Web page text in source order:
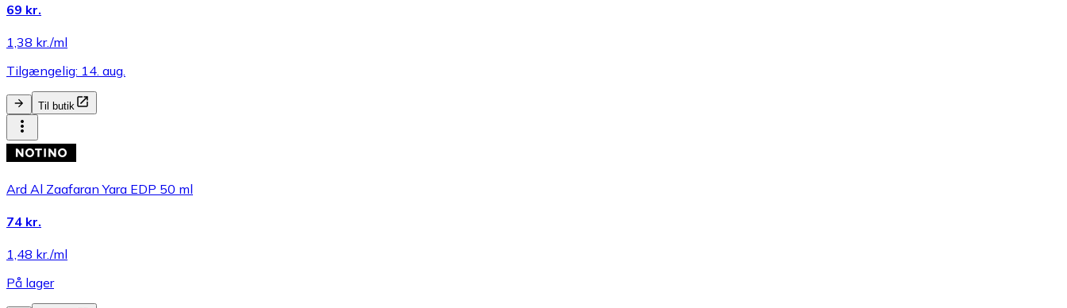
69 kr.
1,38 kr./ml
Tilgængelig: 14. aug.
Til butik
Ard Al Zaafaran Yara EDP 50 ml
74 kr.
1,48 kr./ml
På lager